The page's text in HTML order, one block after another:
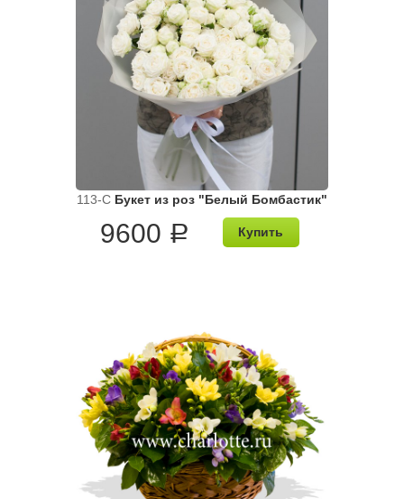
113-C Букет из роз "Белый Бомбастик"
9600 a Купить